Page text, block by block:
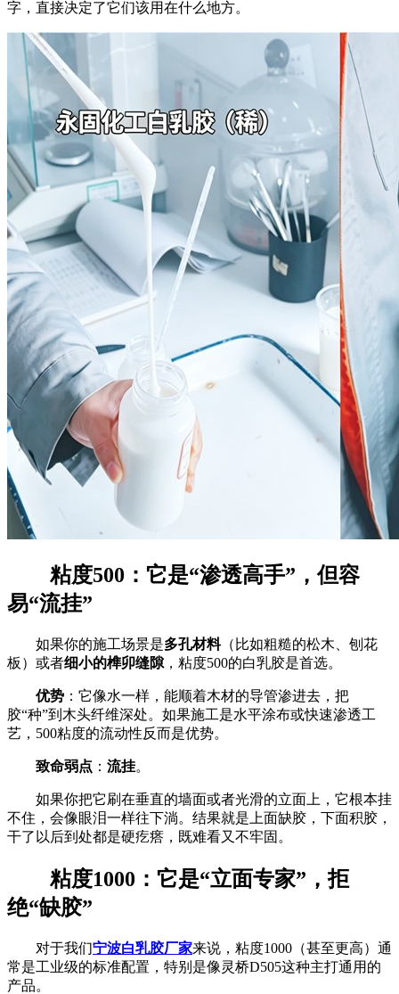
字，直接决定了它们该用在什么地方。
粘度500：它是“渗透高手”，但容
易“流挂”
如果你的施工场景是多孔材料（比如粗糙的松木、刨花
板）或者细小的榫卯缝隙，粘度500的白乳胶是首选。
优势 ：它像水一样，能顺着木材的导管渗进去，把
胶“种”到木头纤维深处。如果施工是水平涂布或快速渗透工
艺，500粘度的流动性反而是优势。
致命弱点 ： 流挂。
如果你把它刷在垂直的墙面或者光滑的立面上，它根本挂
不住，会像眼泪一样往下淌。结果就是上面缺胶，下面积胶，
干了以后到处都是硬疙瘩，既难看又不牢固。
粘度1000：它是“立面专家”，拒
绝“缺胶”
对于我们宁波白乳胶厂家来说，粘度1000（甚至更高）通
常是工业级的标准配置，特别是像灵桥D505这种主打通用的
产品。